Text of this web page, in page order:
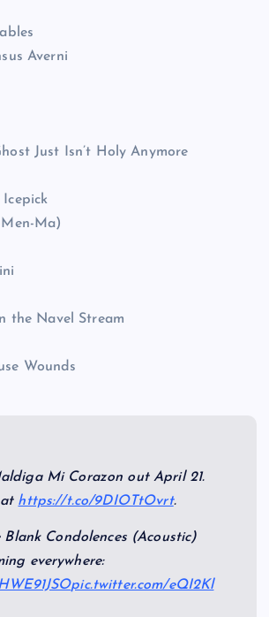
Averni
Just Isn’t Holy Anymore
Ma)
the Navel Stream
Wounds
Mi Corazon out April 21.
https://t.co/9DIOTtOvrt.
Condolences (Acoustic)
everywhere:
pic.twitter.com/eQI2Kl